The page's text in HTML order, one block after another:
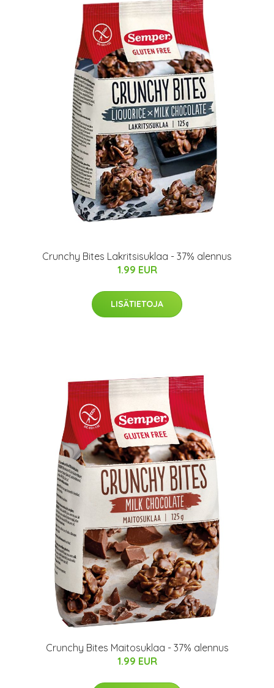
Crunchy Bites Lakritsisuklaa - 37% alennus
1.99 EUR
LISÄTIETOJA
Crunchy Bites Maitosuklaa - 37% alennus
1.99 EUR